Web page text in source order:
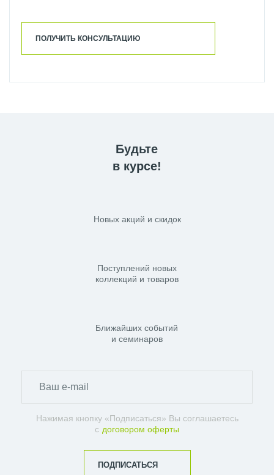
ПОЛУЧИТЬ КОНСУЛЬТАЦИЮ
Будьте
в курсе!
Новых акций и скидок
Поступлений новых
коллекций и товаров
Ближайших событий
и семинаров
Нажимая кнопку «Подписаться» Вы соглашаетесь
с договором оферты
ПОДПИСАТЬСЯ